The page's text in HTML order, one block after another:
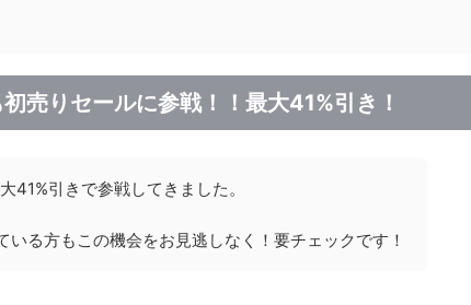
売りセールに参戦！！最大41%引き！
41%引きで参戦してきました。
る方もこの機会をお見逃しなく！要チェックです！